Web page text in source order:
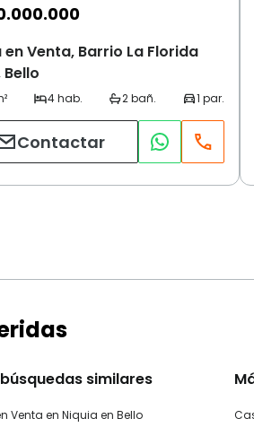
en Venta, Barrio La Florida
Bello
Contactar